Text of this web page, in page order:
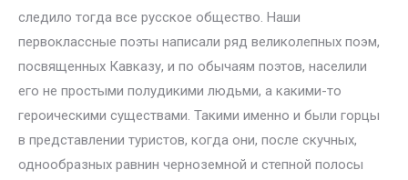
следило тогда все русское общество. Наши
первоклассные поэты написали ряд великолепных поэм,
посвященных Кавказу, и по обычаям поэтов, населили
его не простыми полудикими людьми, а какими-то
героическими существами. Такими именно и были горцы
в представлении туристов, когда они, после скучных,
однообразных равнин черноземной и степной полосы